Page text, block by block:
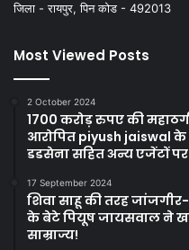
जिला - रायपुर, पिन कोड - 492013
Most Viewed Posts
2 October 2024
1700 करोड़ रुपए की
आरोपित piyush jaiswal
डडसेना सहित अन्य एजेंटों पर
17 September 2024
शिवा साहू की तरह
के बेटे पियूष जायसवाल ने
साम्राज्य!